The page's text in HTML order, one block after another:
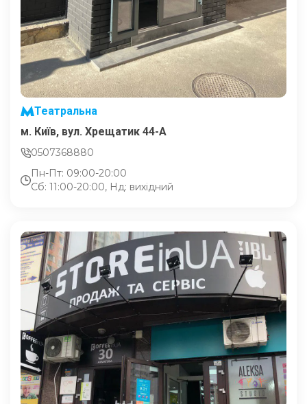
Театральна
м. Київ, вул. Хрещатик 44-A
0507368880
Пн-Пт: 09:00-20:00
Сб: 11:00-20:00, Нд: вихідний